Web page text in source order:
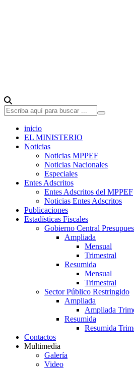
inicio
EL MINISTERIO
Noticias
Noticias MPPEF
Noticias Nacionales
Especiales
Entes Adscritos
Entes Adscritos del MPPEF
Noticias Entes Adscritos
Publicaciones
Estadísticas Fiscales
Gobierno Central
Ampliada
Mensual
Trimestral
Resumida
Mensual
Trimestral
Sector Público Restringido
Ampliada
Ampliada
Resumida
Resumida
Contactos
Multimedia
Galería
Video